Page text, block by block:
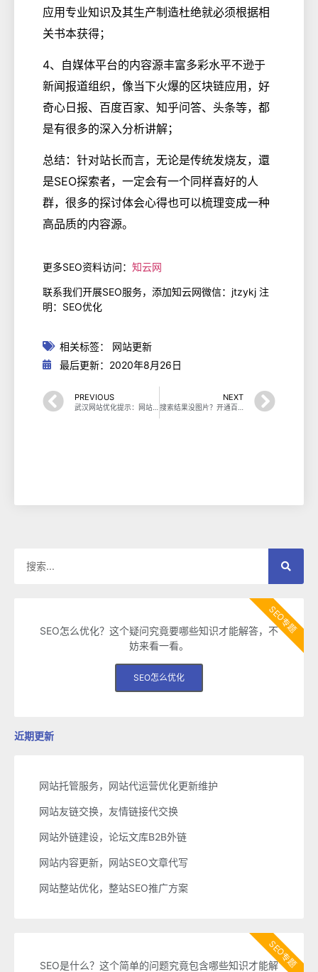
应用专业知识及其生产制造杜绝就必须根据相
关书本获得；
4、自媒体平台的内容源丰富多彩水平不逊于
新闻报道组织，像当下火爆的区块链应用，好
奇心日报、百度百家、知乎问答、头条等，都
是有很多的深入分析讲解；
总结：针对站长而言，无论是传统发烧友，還
是SEO探索者，一定会有一个同样喜好的人
群，很多的探讨体会心得也可以梳理变成一种
高品质的内容源。
更多SEO资料访问： 知云网
联系我们开展SEO服务，添加知云网微信：jtzykj 注
明：SEO优化
相关标签：
网站更新
最后更新：2020年8月26日
PREVIOUS NEXT
SEO怎么优化？这个疑问究竟要哪些知识才能解答，不
妨来看一看。
SEO怎么优化
SEO专题
近期更新
网站托管服务，网站代运营优化更新维护
网站友链交换，友情链接代交换
网站外链建设，论坛文库B2B外链
网站内容更新，网站SEO文章代写
网站整站优化，整站SEO推广方案
SEO是什么？这个简单的问题究竟包含哪些知识才能解SEO专题